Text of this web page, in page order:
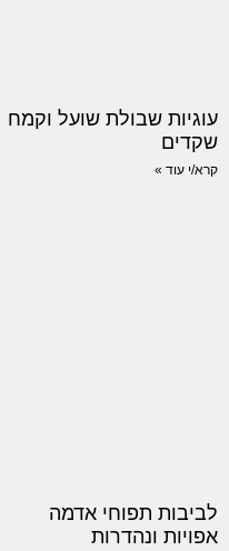
עוגיות שבולת שועל וקמח
שקדים
קרא/י עוד »
לביבות תפוחי אדמה
אפויות ונהדרות